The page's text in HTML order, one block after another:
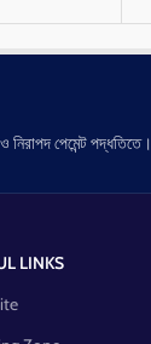
পেমেন্ট পদ্ধতিতে।
LINKS